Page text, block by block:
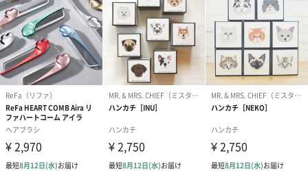
自然のお花で作ったドライフラワー・プリザーブドフラワーを同
梱します。
一部花材が写真と異なる場合がございます。予めご了承くださ
い。パッケージに入れてお届けします。